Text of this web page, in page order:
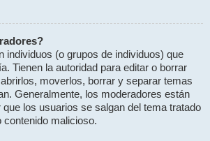
individuos (o grupos de individuos) que
Tienen la autoridad para editar o borrar
moverlos, borrar y separar temas
Generalmente, los moderadores están
los usuarios se salgan del tema tratado
contenido malicioso.